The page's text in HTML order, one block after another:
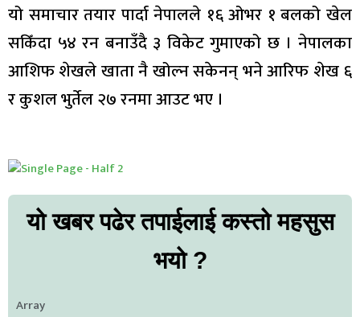
यो समाचार तयार पार्दा नेपालले १६ ओभर १ बलको खेल
सकिँदा ५४ रन बनाउँदै ३ विकेट गुमाएको छ । नेपालका
आशिफ शेखले खाता नै खोल्न सकेनन् भने आरिफ शेख ६
र कुशल भुर्तेल २७ रनमा आउट भए ।
यो खबर पढेर तपाईलाई कस्तो महसुस
भयो ?
Array